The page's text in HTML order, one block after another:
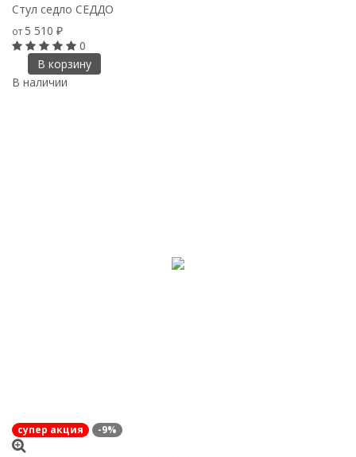
Стул седло СЕДДО
от 5 510 ₽
0
В корзину
В наличии
супер акция -9%